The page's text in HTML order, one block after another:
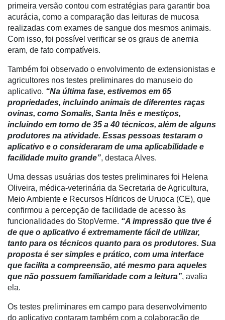
Software
Empresarial
Tecnologia
para
Hídricos
Membros
Liberali
Netrin
Néctar
Tecprime
Agro
Lean
Consulting
Manager
ONE
CHB
primeira versão contou com estratégias para garantir boa
acurácia, como a comparação das leituras de mucosa
realizadas com exames de sangue dos mesmos animais.
Com isso, foi possível verificar se os graus de anemia
eram, de fato compatíveis.
Também foi observado o envolvimento de extensionistas e
agricultores nos testes preliminares do manuseio do
aplicativo. “Na última fase, estivemos em 65
propriedades, incluindo animais de diferentes raças
ovinas, como Somalis, Santa Inês e mestiços,
incluindo em torno de 35 a 40 técnicos, além de alguns
produtores na atividade. Essas pessoas testaram o
aplicativo e o consideraram de uma aplicabilidade e
facilidade muito grande”, destaca Alves.
Uma dessas usuárias dos testes preliminares foi Helena
Oliveira, médica-veterinária da Secretaria de Agricultura,
Meio Ambiente e Recursos Hídricos de Uruoca (CE), que
confirmou a percepção de facilidade de acesso às
funcionalidades do StopVerme. “A impressão que tive é
de que o aplicativo é extremamente fácil de utilizar,
tanto para os técnicos quanto para os produtores. Sua
proposta é ser simples e prático, com uma interface
que facilita a compreensão, até mesmo para aqueles
que não possuem familiaridade com a leitura”, avalia
ela.
Os testes preliminares em campo para desenvolvimento
do aplicativo contaram também com a colaboração de